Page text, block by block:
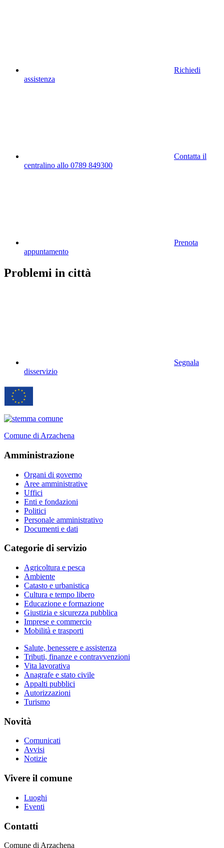
Richiedi
assistenza
Contatta il
centralino allo 0789 849300
Prenota
appuntamento
Problemi in città
Segnala
disservizio
Comune di Arzachena
Amministrazione
Organi di governo
Aree amministrative
Uffici
Enti e fondazioni
Politici
Personale amministrativo
Documenti e dati
Categorie di servizio
Agricoltura e pesca
Ambiente
Catasto e urbanistica
Cultura e tempo libero
Educazione e formazione
Giustizia e sicurezza pubblica
Imprese e commercio
Mobilità e trasporti
Salute, benessere e assistenza
Tributi, finanze e contravvenzioni
Vita lavorativa
Anagrafe e stato civile
Appalti pubblici
Autorizzazioni
Turismo
Novità
Comunicati
Avvisi
Notizie
Vivere il comune
Luoghi
Eventi
Contatti
Comune di Arzachena